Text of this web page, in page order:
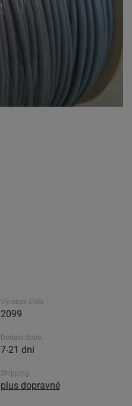
Výrobek číslo
2099
Dodací doba.
7-21 dní
Shipping
plus dopravné